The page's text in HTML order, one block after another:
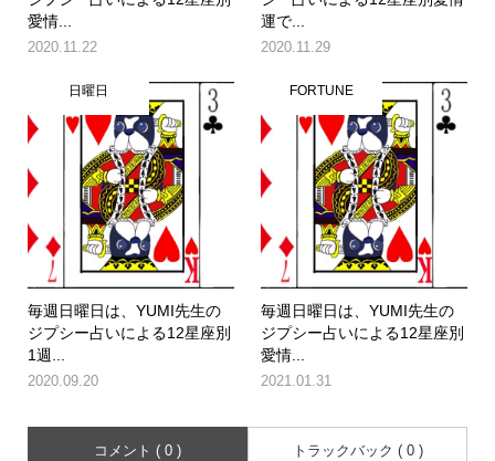
愛情...
2020.11.22
運で...
2020.11.29
日曜日
毎週日曜日は、YUMI先生の
ジプシー占いによる12星座別
1週...
2020.09.20
FORTUNE
毎週日曜日は、YUMI先生の
ジプシー占いによる12星座別
愛情...
2021.01.31
コメント ( 0 ) トラックバック ( 0 )